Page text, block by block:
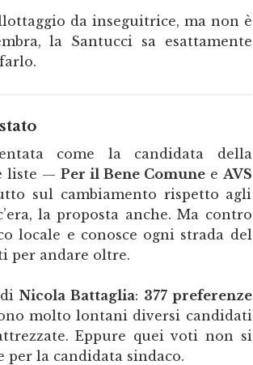
da inseguitrice, ma non è
la Santucci sa esattamente
come la candidata della
liste — Per il Bene Comunee AVS
sul cambiamento rispetto agli
la proposta anche. Ma contro
locale e conosce ogni strada del
per andare oltre.
Nicola Battaglia: 377 preferenze
molto lontani diversi candidati
Eppure quei voti non si
la candidata sindaco.